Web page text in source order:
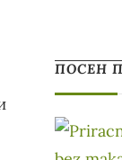
ПОСЕН